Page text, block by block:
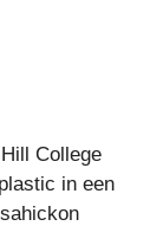
College
in een